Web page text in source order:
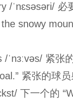
/ˈnɛsəsəri/ 必
snowy
/ˈnɜːvəs/ 紧张
紧张的球员
下一个的